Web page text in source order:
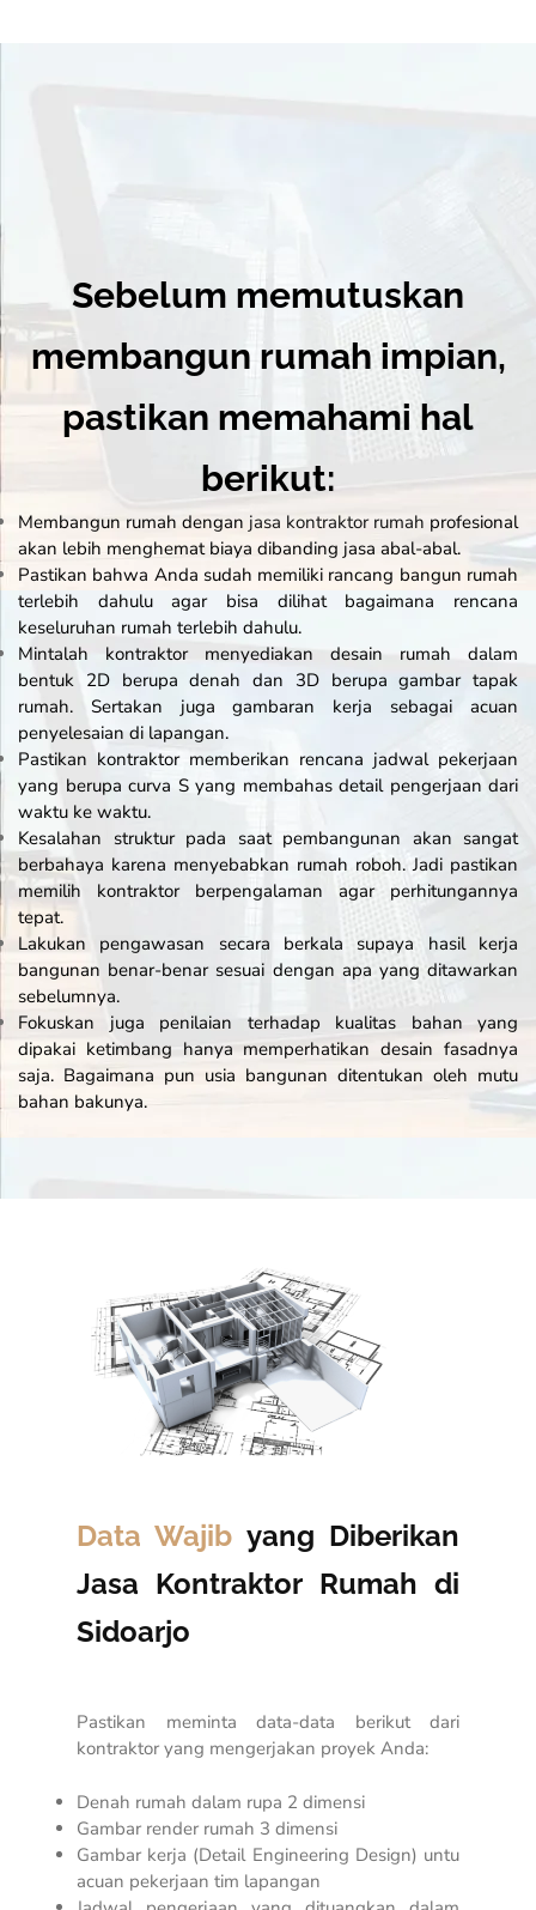
Sebelum memutuskan
membangun rumah impian,
pastikan memahami hal
berikut:
Membangun rumah dengan jasa kontraktor rumah profesional
akan lebih menghemat biaya dibanding jasa abal-abal.
Pastikan bahwa Anda sudah memiliki rancang bangun rumah
terlebih dahulu agar bisa dilihat bagaimana rencana
keseluruhan rumah terlebih dahulu.
Mintalah kontraktor menyediakan desain rumah dalam
bentuk 2D berupa denah dan 3D berupa gambar tapak
rumah. Sertakan juga gambaran kerja sebagai acuan
penyelesaian di lapangan.
Pastikan kontraktor memberikan rencana jadwal pekerjaan
yang berupa curva S yang membahas detail pengerjaan dari
waktu ke waktu.
Kesalahan struktur pada saat pembangunan akan sangat
berbahaya karena menyebabkan rumah roboh. Jadi pastikan
memilih kontraktor berpengalaman agar perhitungannya
tepat.
Lakukan pengawasan secara berkala supaya hasil kerja
bangunan benar-benar sesuai dengan apa yang ditawarkan
sebelumnya.
Fokuskan juga penilaian terhadap kualitas bahan yang
dipakai ketimbang hanya memperhatikan desain fasadnya
saja. Bagaimana pun usia bangunan ditentukan oleh mutu
bahan bakunya.
Data Wajib yang Diberikan
Jasa Kontraktor Rumah di
Sidoarjo
Pastikan meminta data-data berikut dari
kontraktor yang mengerjakan proyek Anda:
Denah rumah dalam rupa 2 dimensi
Gambar render rumah 3 dimensi
Gambar kerja (Detail Engineering Design) untu
acuan pekerjaan tim lapangan